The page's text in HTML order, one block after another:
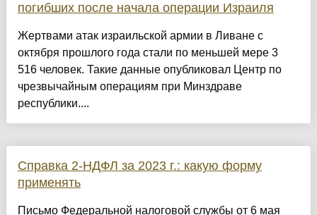
погибших после начала операции Израиля
Жертвами атак израильской армии в Ливане с
октября прошлого года стали по меньшей мере 3
516 человек. Такие данные опубликовал Центр по
чрезвычайным операциям при Минздраве
республики....
Справка 2-НДФЛ за 2023 г.: какую форму
применять
Письмо Федеральной налоговой службы от 6 мая